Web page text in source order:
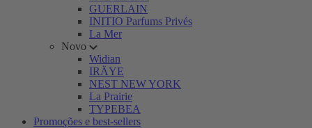
GUERLAIN
INITIO Parfums Privés
La Mer
Novo
Widian
IRÄYE
NEST NEW YORK
La Prairie
TYPEBEA
Promoções e best-sellers